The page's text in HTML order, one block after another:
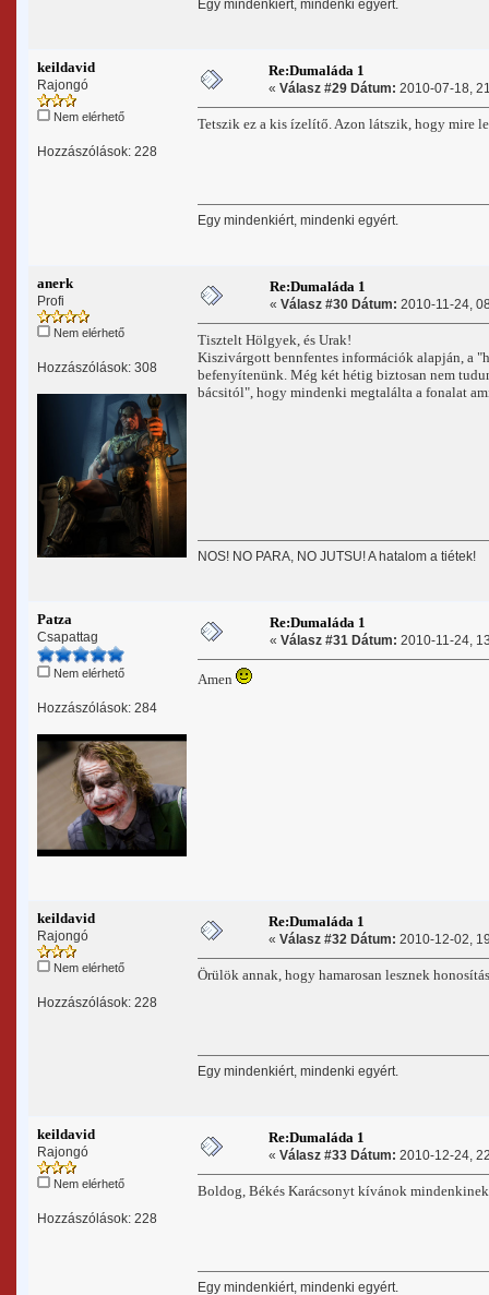
Egy mindenkiért, mindenki egyért.
keildavid
Rajongó
Nem elérhető
Hozzászólások: 228
Re:Dumaláda 1
« Válasz #29 Dátum: 2010-07-18,
Tetszik ez a kis ízelítő. Azon látszik, hogy mire
Egy mindenkiért, mindenki egyért.
anerk
Profi
Nem elérhető
Hozzászólások: 308
Re:Dumaláda 1
« Válasz #30 Dátum: 2010-11-24,
Tisztelt Hölgyek, és Urak!
Kiszivárgott bennfentes információk alapján, a
befenyítenünk. Még két hétig biztosan nem
bácsitól", hogy mindenki megtalálta a fonalat
NOS! NO PARA, NO JUTSU! A hatalom a tiétek!
Patza
Csapattag
Nem elérhető
Hozzászólások: 284
Re:Dumaláda 1
« Válasz #31 Dátum: 2010-11-24,
Amen
keildavid
Rajongó
Nem elérhető
Hozzászólások: 228
Re:Dumaláda 1
« Válasz #32 Dátum: 2010-12-02,
Örülök annak, hogy hamarosan lesznek
Egy mindenkiért, mindenki egyért.
keildavid
Rajongó
Nem elérhető
Hozzászólások: 228
Re:Dumaláda 1
« Válasz #33 Dátum: 2010-12-24,
Boldog, Békés Karácsonyt kívánok
Egy mindenkiért, mindenki egyért.